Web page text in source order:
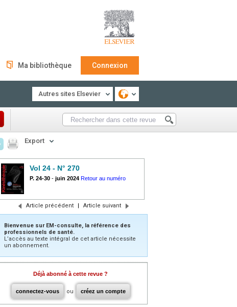
Ma bibliothèque Connexion
Autres sites Elsevier
Export
Vol 24 - N° 270
P. 24-30 - juin 2024 Retour au numéro
Article précédent | Article suivant
Bienvenue sur EM-consulte, la référence des
professionnels de santé.
L’accès au texte intégral de cet article nécessite
un abonnement.
Déjà abonné à cette revue ?
connectez-vous ou créez un compte